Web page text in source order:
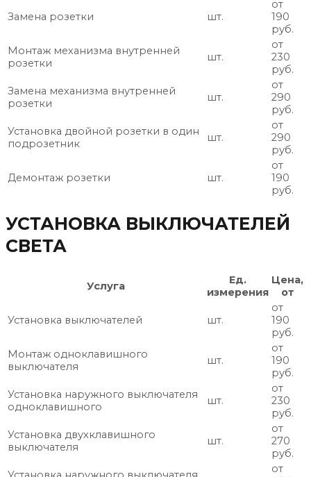
Замена розетки шт.
от
190
руб.
Монтаж механизма внутренней
розетки
шт.
от
230
руб.
Замена механизма внутренней
розетки
шт.
от
290
руб.
Установка двойной розетки в один
подрозетник
шт.
от
290
руб.
Демонтаж розетки шт.
от
190
руб.
УСТАНОВКА ВЫКЛЮЧАТЕЛЕЙ
СВЕТА
Услуга
Ед.
измерения
Цена,
от
Установка выключателей шт.
от
190
руб.
Монтаж одноклавишного
выключателя
шт.
от
190
руб.
Установка наружного выключателя
одноклавишного
шт.
от
230
руб.
Установка двухклавишного
выключателя
шт.
от
270
руб.
от